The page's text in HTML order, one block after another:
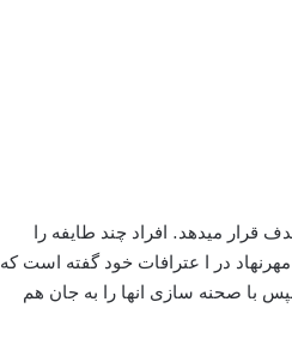
قرار میدهد. افراد چند طایفه را
مهرنهاد در ا عترافات خود گفته است که
با صحنه سازی انها را به جان هم